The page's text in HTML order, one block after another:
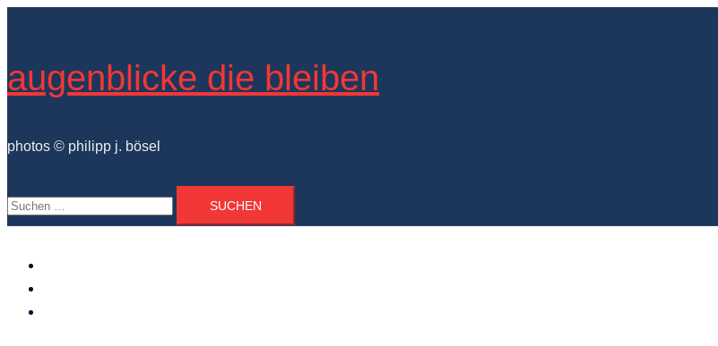
augenblicke die bleiben
photos © philipp j. bösel
Suchen
nach: